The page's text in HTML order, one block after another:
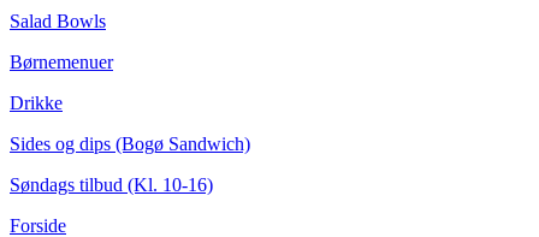
Salad Bowls
Børnemenuer
Drikke
Sides og dips (Bogø Sandwich)
Søndags tilbud (Kl. 10-16)
Forside